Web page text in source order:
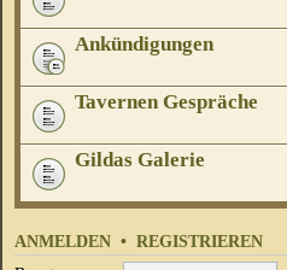
Ankündigungen
Tavernen Gespräche
Gildas Galerie
ANMELDEN • REGISTRIEREN